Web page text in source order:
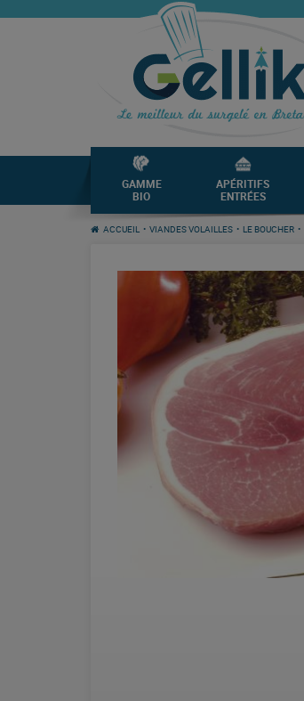
GAMME
BIO
APÉRITIFS
ENTRÉES
ACCUEIL • VIANDES VOLAILLES • LE BOUCHER •